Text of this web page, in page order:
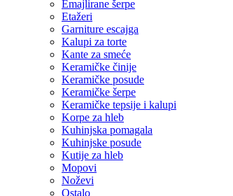
Emajlirane šerpe
Etažeri
Garniture escajga
Kalupi za torte
Kante za smeće
Keramičke činije
Keramičke posude
Keramičke šerpe
Keramičke tepsije i kalupi
Korpe za hleb
Kuhinjska pomagala
Kuhinjske posude
Kutije za hleb
Mopovi
Noževi
Ostalo